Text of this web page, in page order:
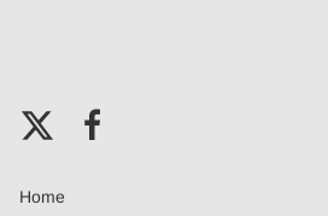
Home